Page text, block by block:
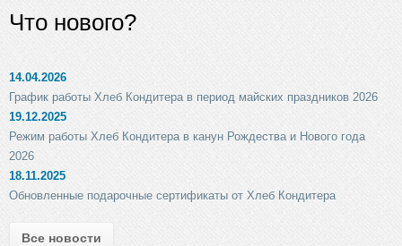
Что нового?
14.04.2026
График работы Хлеб Кондитера в период майских праздников 2026
19.12.2025
Режим работы Хлеб Кондитера в канун Рождества и Нового года
2026
18.11.2025
Обновленные подарочные сертификаты от Хлеб Кондитера
Все новости